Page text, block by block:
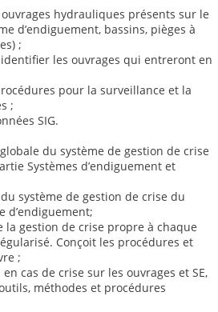
ouvrages hydrauliques présents sur le
d’endiguement, bassins, pièges à
;
les ouvrages qui entreront en
pour la surveillance et la
;
SIG.
du système de gestion de crise
Systèmes d’endiguement et
système de gestion de crise du
d’endiguement;
gestion de crise propre à chaque
Conçoit les procédures et
;
cas de crise sur les ouvrages et SE,
méthodes et procédures